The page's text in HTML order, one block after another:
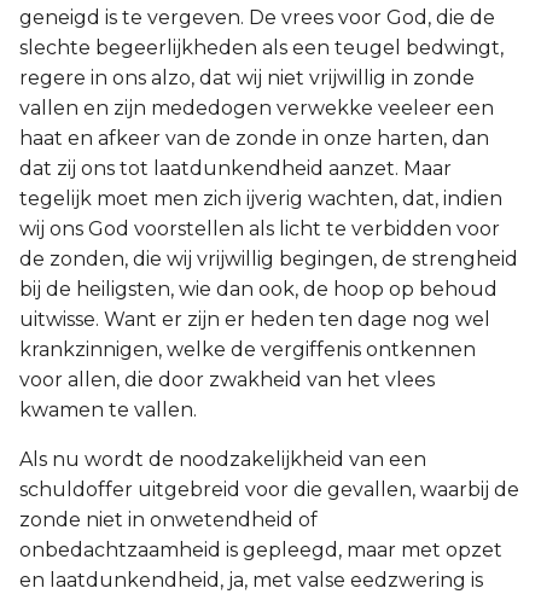
2 Thessalonicenzen
1 Timótheüs
2 Timótheüs
Titus
Filémon
Hebreeën
Jakobus
2 Petrus
1 Johannes
geneigd is te vergeven. De vrees voor God, die de
slechte begeerlijkheden als een teugel bedwingt,
regere in ons alzo, dat wij niet vrijwillig in zonde
vallen en zijn mededogen verwekke veeleer een
haat en afkeer van de zonde in onze harten, dan
dat zij ons tot laatdunkendheid aanzet. Maar
tegelijk moet men zich ijverig wachten, dat, indien
wij ons God voorstellen als licht te verbidden voor
de zonden, die wij vrijwillig begingen, de strengheid
bij de heiligsten, wie dan ook, de hoop op behoud
uitwisse. Want er zijn er heden ten dage nog wel
krankzinnigen, welke de vergiffenis ontkennen
voor allen, die door zwakheid van het vlees
kwamen te vallen.
Als nu wordt de noodzakelijkheid van een
schuldoffer uitgebreid voor die gevallen, waarbij de
zonde niet in onwetendheid of
onbedachtzaamheid is gepleegd, maar met opzet
en laatdunkendheid, ja, met valse eedzwering is